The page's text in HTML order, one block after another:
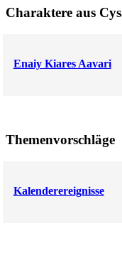
Charaktere aus
Enaiy Kiares Aavari
Themenvorschläge
Kalenderereignisse